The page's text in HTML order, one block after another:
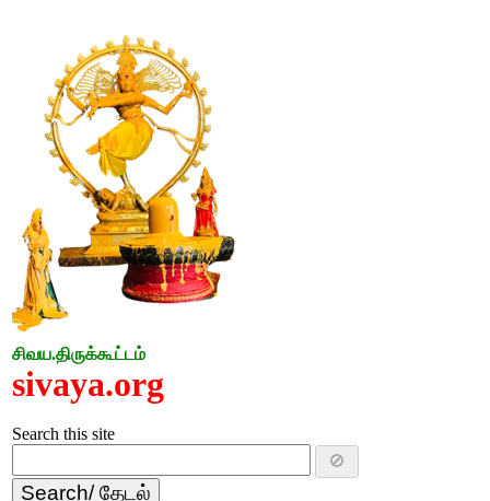
சிவய.திருக்கூட்டம்
sivaya.org
Search this site
🚫